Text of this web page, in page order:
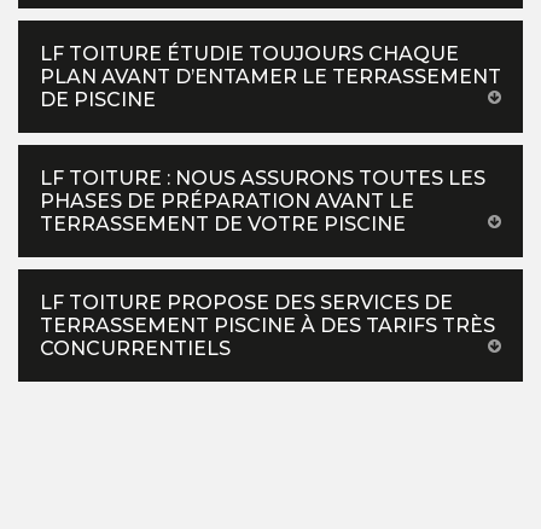
LF TOITURE ÉTUDIE TOUJOURS CHAQUE
PLAN AVANT D’ENTAMER LE TERRASSEMENT
DE PISCINE
LF TOITURE : NOUS ASSURONS TOUTES LES
PHASES DE PRÉPARATION AVANT LE
TERRASSEMENT DE VOTRE PISCINE
LF TOITURE PROPOSE DES SERVICES DE
TERRASSEMENT PISCINE À DES TARIFS TRÈS
CONCURRENTIELS